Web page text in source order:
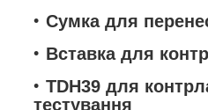
Сумка для
Вставка для
TDH39 для
тестування